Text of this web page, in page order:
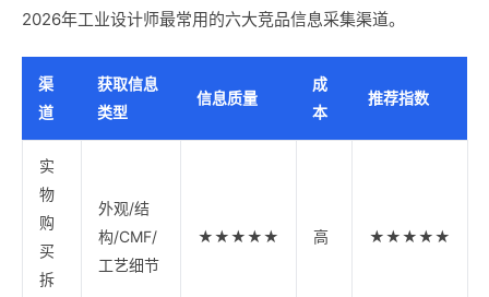
2026年工业设计师最常用的六大竞品信息采集渠道。
渠
道
获取信息
类型
信息质量
成
本
推荐指数
实
物
购
买
拆
外观/结
构/CMF/
工艺细节
★★★★★ 高 ★★★★★